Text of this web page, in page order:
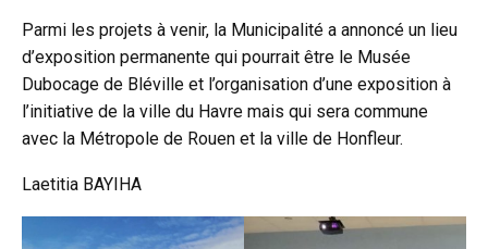
Parmi les projets à venir, la Municipalité a annoncé un lieu
d’exposition permanente qui pourrait être le Musée
Dubocage de Bléville et l’organisation d’une exposition à
l’initiative de la ville du Havre mais qui sera commune
avec la Métropole de Rouen et la ville de Honfleur.
Laetitia BAYIHA